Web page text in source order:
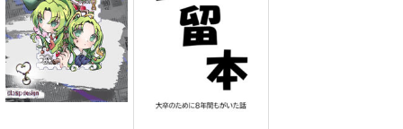
440円（税込）
その他 星なな
サンプル
（税込）
比嘉つつじ
サンプル
カート